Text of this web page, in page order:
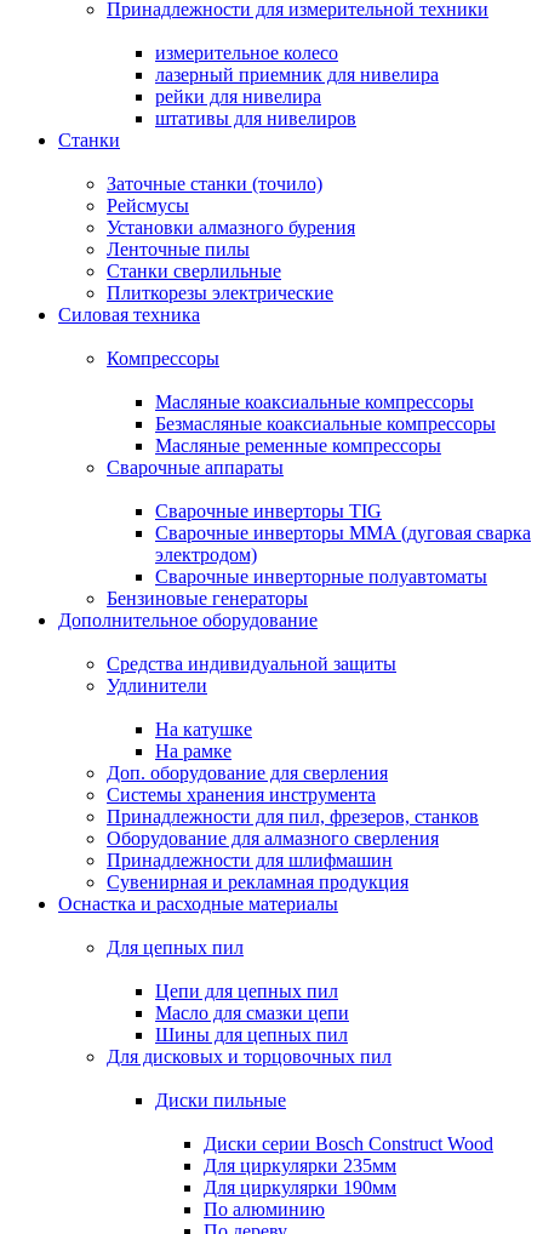
Принадлежности для измерительной техники
измерительное колесо
лазерный приемник для нивелира
рейки для нивелира
штативы для нивелиров
Станки
Заточные станки (точило)
Рейсмусы
Установки алмазного бурения
Ленточные пилы
Станки сверлильные
Плиткорезы электрические
Силовая техника
Компрессоры
Масляные коаксиальные компрессоры
Безмасляные коаксиальные компрессоры
Масляные ременные компрессоры
Сварочные аппараты
Сварочные инверторы TIG
Сварочные инверторы MMA (дуговая сварка
электродом)
Сварочные инверторные полуавтоматы
Бензиновые генераторы
Дополнительное оборудование
Средства индивидуальной защиты
Удлинители
На катушке
На рамке
Доп. оборудование для сверления
Системы хранения инструмента
Принадлежности для пил, фрезеров, станков
Оборудование для алмазного сверления
Принадлежности для шлифмашин
Сувенирная и рекламная продукция
Оснастка и расходные материалы
Для цепных пил
Цепи для цепных пил
Масло для смазки цепи
Шины для цепных пил
Для дисковых и торцовочных пил
Диски пильные
Диски серии Bosch Construct Wood
Для циркулярки 235мм
Для циркулярки 190мм
По алюминию